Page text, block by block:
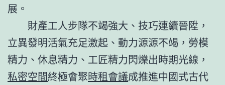
展。
財產工人步隊不竭強大、技巧連續晉陞，
立異發明活氣充足激起、動力源源不竭，勞模
精力、休息精力、工匠精力閃爍出時期光線，
私密空間終極會聚時租會議成推進中國式古代